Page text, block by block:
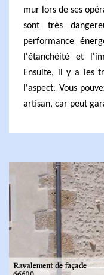
mur lors de ses
sont très
performance
l'étanchéité et
Ensuite, il y a les
l'aspect. Vous
artisan, car peut